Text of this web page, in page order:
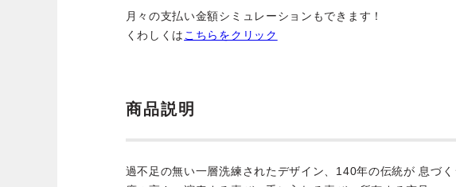
月々の支払い金額シミュレーションもできます！
くわしくは こちらをクリック
商品説明
過不足の無い一層洗練されたデザイン、140年の伝統が 息づ